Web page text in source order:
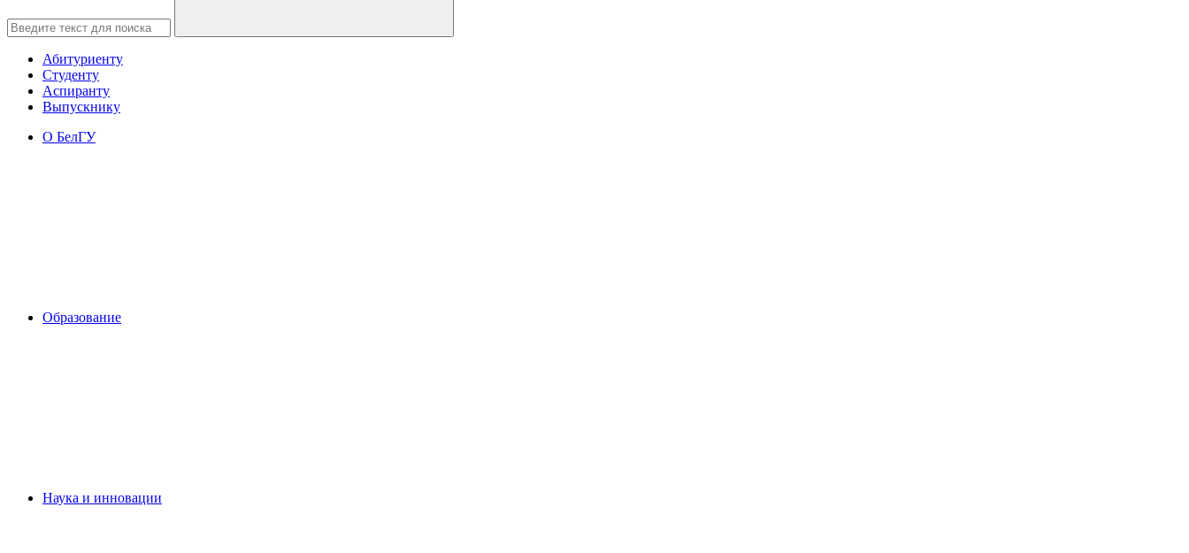
Абитуриенту
Студенту
Аспиранту
Выпускнику
О БелГУ
Образование
Наука и инновации